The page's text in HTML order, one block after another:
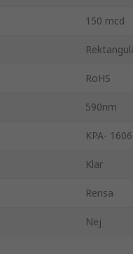
150 mcd
RoHS
590nm
KPA- 1606
Klar
Rensa
Nej